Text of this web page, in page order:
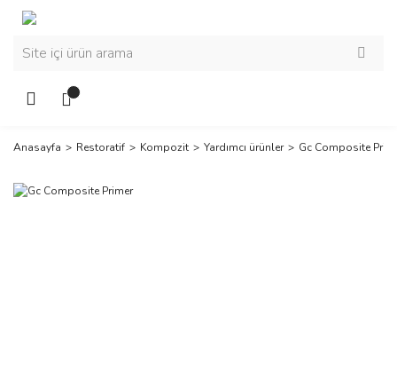
Anasayfa Restoratif Kompozit Yardımcı ürünler Gc Composite